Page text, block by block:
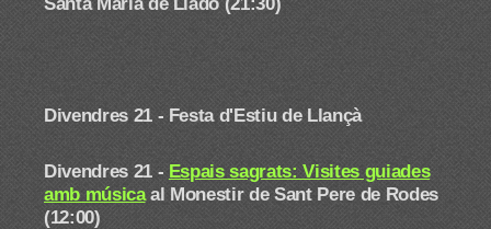
Divendres 21 - Festa d'Estiu de Llançà
Divendres 21 - Espais sagrats: Visites guiades
amb músicaal Monestir de Sant Pere de Rodes
(12:00)